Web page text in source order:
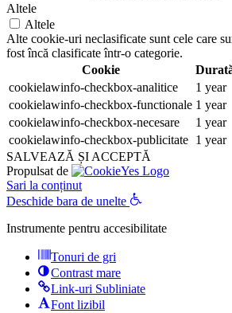
Altele
Altele
Alte cookie-uri neclasificate sunt cele care
fost încă clasificate într-o categorie.
Cookie
cookielawinfo-checkbox-analitice
1 year
cookielawinfo-checkbox-functionale 1 year
cookielawinfo-checkbox-necesare
1 year
cookielawinfo-checkbox-publicitate 1 year
SALVEAZĂ ȘI ACCEPTĂ
Propulsat de
Sari la conținut
Deschide bara de unelte
Instrumente pentru accesibilitate
Tonuri de gri
Contrast mare
Link-uri Subliniate
Font lizibil